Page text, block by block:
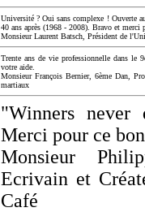
Université ? Oui sans complexe ! Ouverte
40 ans après (1968 - 2008). Bravo et merci
Monsieur Laurent Batsch, Président de
Trente ans de vie professionnelle dans le
votre aide.
Monsieur François Bernier, 6ème Dan,
martiaux
"Winners
Merci pour ce
Monsieur
Ecrivain et
Café